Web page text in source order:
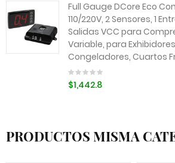
Full Gauge DCore Eco
110/220V, 2 Sensores, 1
Salidas VCC para
Variable, para
Congeladores, Cuartos
$1,442.8
PRODUCTOS MISMA